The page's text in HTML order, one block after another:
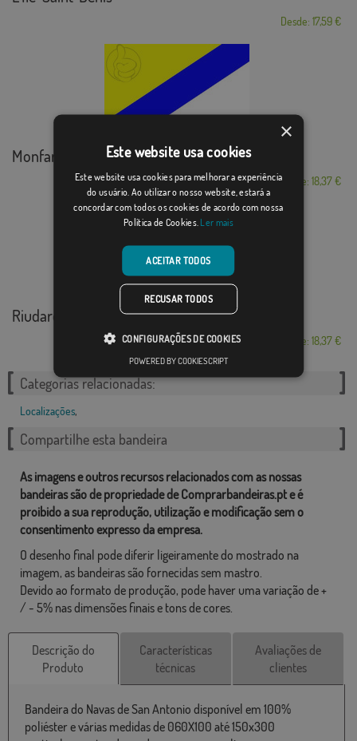
Desde: 17,59 €
Monfarracinos
Desde: 18,37 €
Riudarenes
Desde: 18,37 €
Categorias relacionadas:
Localizações,
Compartilhe esta bandeira
As imagens e outros recursos relacionados com as nossas
bandeiras são de propriedade de Comprarbandeiras.pt e é
proibido a sua reprodução, utilização e modificação sem o
consentimento expresso da empresa.
O desenho final pode diferir ligeiramente do mostrado na
imagem, as bandeiras são fornecidas sem mastro.
Devido ao formato de produção, pode haver uma variação de +
/ - 5% nas dimensões finais e tons de cores.
Descrição do
Produto
Características
técnicas
Avaliações de
clientes
Bandeira do Navas de San Antonio disponível em 100%
poliéster e várias medidas de 060X100 até 150x300
×
Este website usa cookies
Este website usa cookies para melhorar a experiência
do usuário. Ao utilizar o nosso website, estará a
concordar com todos os cookies de acordo com nossa
Política de Cookies. Ler mais
ACEITAR TODOS
RECUSAR TODOS
CONFIGURAÇÕES DE COOKIES
POWERED BY COOKIESCRIPT